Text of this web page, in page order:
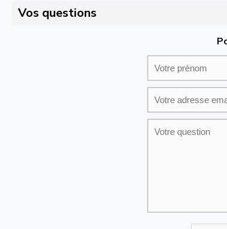
Vos questions